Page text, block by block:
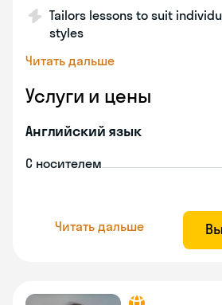
Tailors lessons to suit
styles
Читать дальше
Услуги и цены
Английский язык
С носителем
Читать дальше